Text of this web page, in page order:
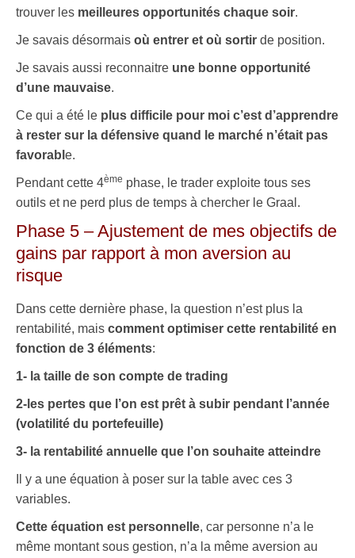
trouver les meilleures opportunités chaque soir.
Je savais désormais où entrer et où sortir de position.
Je savais aussi reconnaitre une bonne opportunité
d’une mauvaise.
Ce qui a été le plus difficile pour moi c’est d’apprendre
à rester sur la défensive quand le marché n’était pas
favorabl e.
Pendant cette 4ème phase, le trader exploite tous ses
outils et ne perd plus de temps à chercher le Graal.
Phase 5 – Ajustement de mes objectifs de
gains par rapport à mon aversion au
risque
Dans cette dernière phase, la question n’est plus la
rentabilité, mais comment optimiser cette rentabilité en
fonction de 3 éléments:
1- la taille de son compte de trading
2-les pertes que l’on est prêt à subir pendant l’année
(volatilité du portefeuille)
3- la rentabilité annuelle que l’on souhaite atteindre
Il y a une équation à poser sur la table avec ces 3
variables.
Cette équation est personnelle, car personne n’a le
même montant sous gestion, n’a la même aversion au